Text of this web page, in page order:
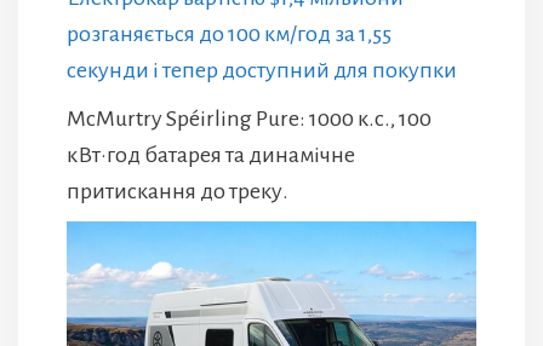
розганяється до 100 км/год за 1,55
секунди і тепер доступний для покупки
McMurtry Spéirling Pure: 1000 к.с., 100
кВт·год батарея та динамічне
притискання до треку.